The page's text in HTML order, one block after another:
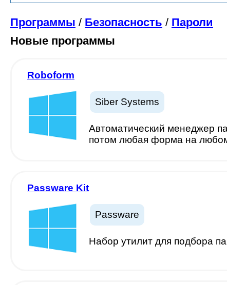
Программы / Безопасность / Пароли
Новые программы
Roboform
Siber Systems
Автоматический менеджер
потом любая форма на
Passware Kit
Passware
Набор утилит для подбора